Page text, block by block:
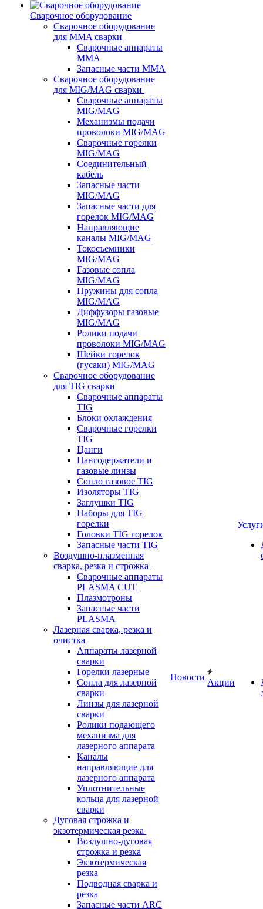
Сварочное оборудование
Сварочное оборудование
для MMA сварки
Сварочные аппараты
MMA
Запасные части MMA
Сварочное оборудование
для MIG/MAG сварки
Сварочные аппараты
MIG/MAG
Механизмы подачи
проволоки MIG/MAG
Сварочные горелки
MIG/MAG
Соединительный
кабель
Запасные части
MIG/MAG
Запасные части для
горелок MIG/MAG
Направляющие
каналы MIG/MAG
Токосъемники
MIG/MAG
Газовые сопла
MIG/MAG
Пружины для сопла
MIG/MAG
Диффузоры газовые
MIG/MAG
Ролики подачи
проволоки MIG/MAG
Шейки горелок
(гусаки) MIG/MAG
Сварочное оборудование
для TIG сварки
Сварочные аппараты
TIG
Блоки охлаждения
Сварочные горелки
TIG
Цанги
Цангодержатели и
газовые линзы
Сопло газовое TIG
Изоляторы TIG
Заглушки TIG
Наборы для TIG
горелки
Головки TIG горелок
Запасные части TIG
Воздушно-плазменная
сварка, резка и строжка
Сварочные аппараты
PLASMA CUT
Плазмотроны
Запасные части
PLASMA
Лазерная сварка, резка и
очистка
Аппараты лазерной
сварки
Горелки лазерные
Сопла для лазерной
сварки
Линзы для лазерной
сварки
Ролики подающего
механизма для
лазерного аппарата
Каналы
направляющие для
лазерного аппарата
Уплотнительные
кольца для лазерной
сварки
Дуговая строжка и
экзотермическая резка
Воздушно-дуговая
строжка и резка
Экзотермическая
резка
Подводная сварка и
резка
Запасные части ARC
Новости
Акции